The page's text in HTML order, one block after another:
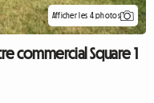
Afficher les 4 photos
commercial Square 1